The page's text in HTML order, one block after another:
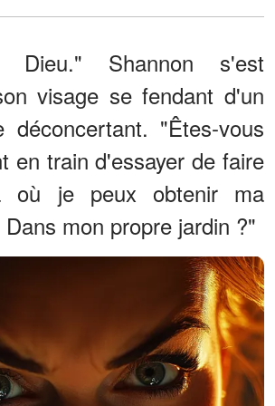
Dieu." Shannon s'est
visage se fendant d'un
déconcertant. "Êtes-vous
en train d'essayer de faire
où je peux obtenir ma
mon propre jardin ?"